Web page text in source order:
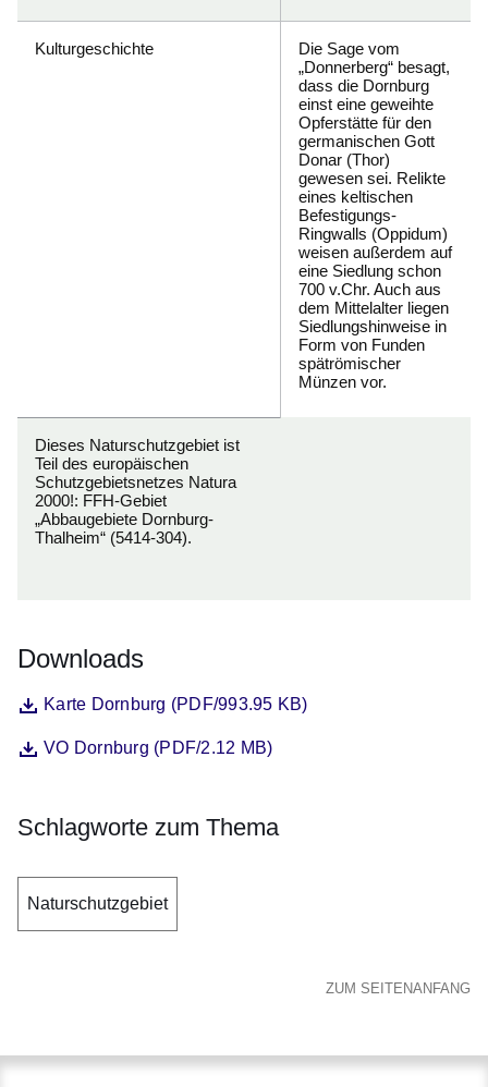
Kulturgeschichte
Die Sage vom
„Donnerberg“ besagt,
dass die Dornburg
einst eine geweihte
Opferstätte für den
germanischen Gott
Donar (Thor)
gewesen sei. Relikte
eines keltischen
Befestigungs-
Ringwalls (Oppidum)
weisen außerdem auf
eine Siedlung schon
700 v.Chr. Auch aus
dem Mittelalter liegen
Siedlungshinweise in
Form von Funden
spätrömischer
Münzen vor.
Dieses Naturschutzgebiet ist
Teil des europäischen
Schutzgebietsnetzes Natura
2000!: FFH-Gebiet
„Abbaugebiete Dornburg-
Thalheim“ (5414-304).
Downloads
DateiKarte Dornburg (PDF/993.95 KB)
Öffnet sich in einem neuen Fenster
DateiVO Dornburg (PDF/2.12 MB)
Öffnet sich in einem neuen Fenster
Schlagworte zum Thema
Naturschutzgebiet
ZUM SEITENANFANG